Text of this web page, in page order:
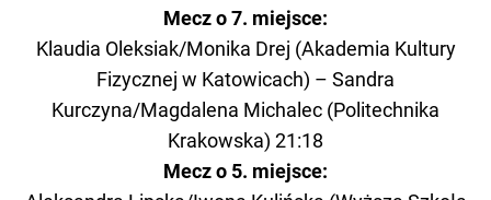
Mecz o 7. miejsce:
Klaudia Oleksiak/Monika Drej (Akademia Kultury
Fizycznej w Katowicach) – Sandra
Kurczyna/Magdalena Michalec (Politechnika
Krakowska) 21:18
Mecz o 5. miejsce: